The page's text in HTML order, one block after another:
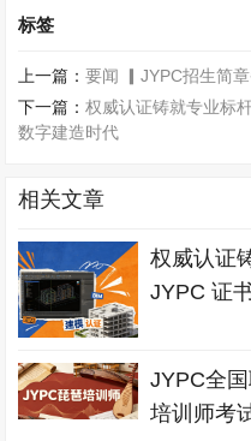
标签
上一篇：要闻 ▎JYPC招生简章
下一篇：权威认证铸就专业标
数字建造时代
相关文章
权威认证
JYPC 证
JYPC全
培训师考